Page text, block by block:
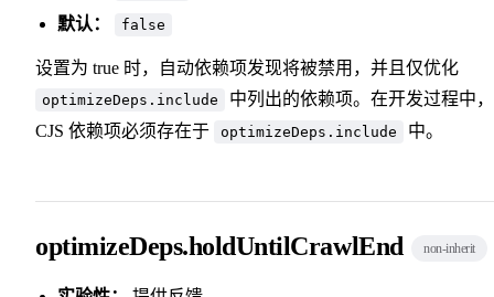
默认： false
设置为 true 时，自动依赖项发现将被禁用，并且仅优化
optimizeDeps.include
中列出的依赖项。在开发过程中
CJS 依赖项必须存在于
optimizeDeps.include 中。
optimizeDeps.holdUntilCrawlEnd non-inherit